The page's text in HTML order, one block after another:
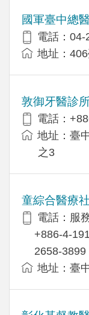
國軍臺中總
電話：04-
地址：
敦御牙醫診
電話：
地址：臺
之3
童綜合醫療
電話：服
+886-4-
2658-3899
地址：臺